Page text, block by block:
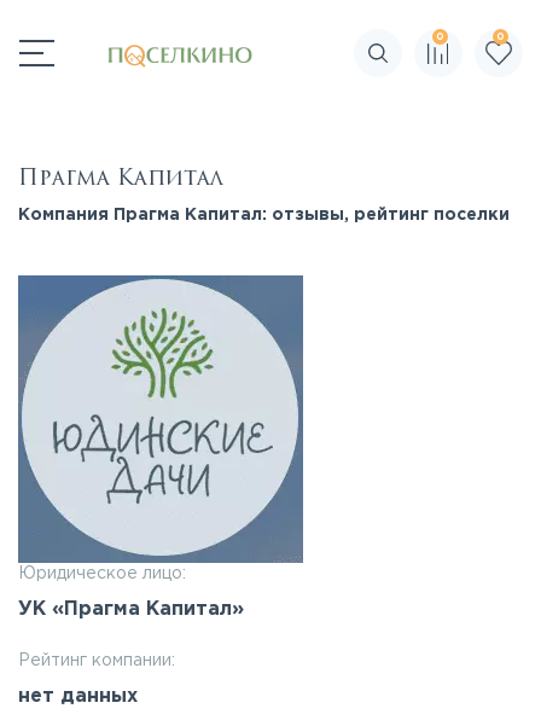
Поиск по сайту
0 0
Прагма Капитал
Компания Прагма Капитал: отзывы, рейтинг поселки
Юридическое лицо:
УК «Прагма Капитал»
Рейтинг компании:
нет данных